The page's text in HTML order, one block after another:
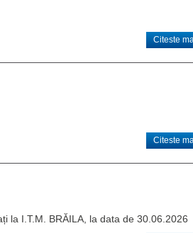
Citeste
Citeste
la I.T.M. BRĂILA, la data de 30.06.2026